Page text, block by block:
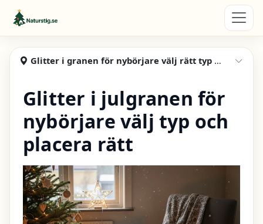
Hoppa till huvudinnehåll
Naturstig
Glitter i granen för nybörjare välj rätt typ och placering
Glitter i julgranen för
nybörjare välj typ och
placera rätt